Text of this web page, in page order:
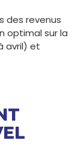
des revenus
optimal sur la
avril) et